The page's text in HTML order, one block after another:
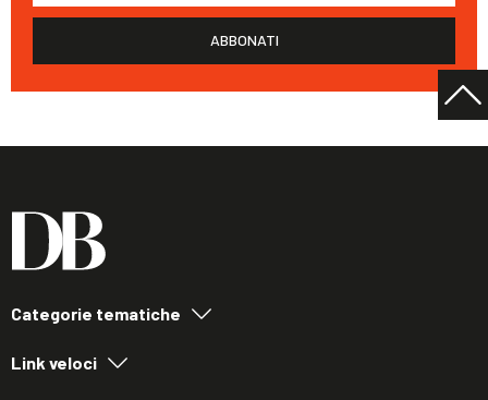
ABBONATI
Categorie tematiche
Link veloci